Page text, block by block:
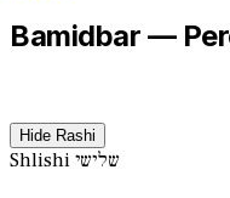
Bamidbar —
Hide Rashi
Shlishi שלישי